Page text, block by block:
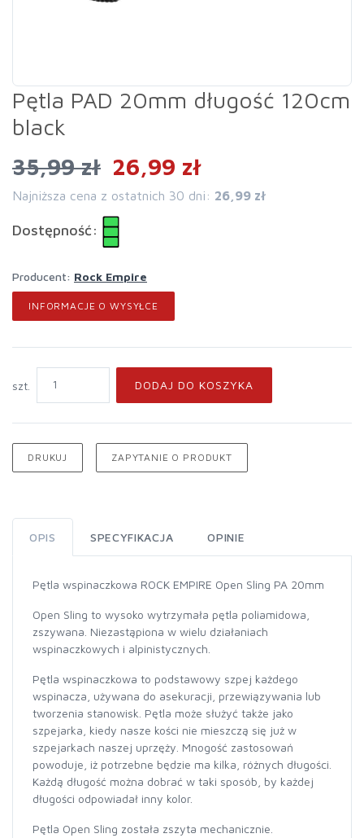
Pętla PAD 20mm długość 120cm
black
35,99 zł 26,99 zł
Najniższa cena z ostatnich 30 dni: 26,99 zł
Dostępność:
Producent: Rock Empire
INFORMACJE O WYSYŁCE
szt. DODAJ DO KOSZYKA
DRUKUJ ZAPYTANIE O PRODUKT
OPIS SPECYFIKACJA OPINIE
Pętla wspinaczkowa ROCK EMPIRE Open Sling PA 20mm
Open Sling to wysoko wytrzymała pętla poliamidowa,
zszywana. Niezastąpiona w wielu działaniach
wspinaczkowych i alpinistycznych.
Pętla wspinaczkowa to podstawowy szpej każdego
wspinacza, używana do asekuracji, przewiązywania lub
tworzenia stanowisk. Pętla może służyć także jako
szpejarka, kiedy nasze kości nie mieszczą się już w
szpejarkach naszej uprzęży. Mnogość zastosowań
powoduje, iż potrzebne będzie ma kilka, różnych długości.
Każdą długość można dobrać w taki sposób, by każdej
długości odpowiadał inny kolor.
Pętla Open Sling została zszyta mechanicznie.